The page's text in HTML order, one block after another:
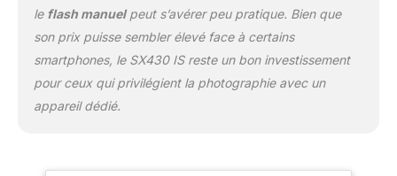
le flash manuelpeut s’avérer peu pratique. Bien que
son prix puisse sembler élevé face à certains
smartphones, le SX430 IS reste un bon investissement
pour ceux qui privilégient la photographie avec un
appareil dédié.